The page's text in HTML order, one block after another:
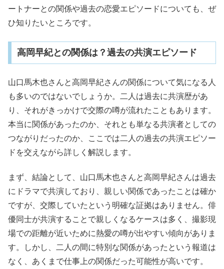
ートナーとの関係や過去の恋愛エピソードについても、ぜ
ひ知りたいところです。
高岡早紀との関係は？過去の共演エピソード
山口馬木也さんと高岡早紀さんの関係について気になる人
も多いのではないでしょうか。二人は過去に共演歴があ
り、それがきっかけで交際の噂が流れたこともあります。
本当に関係があったのか、それとも単なる共演者としての
つながりだったのか、ここでは二人の過去の共演エピソー
ドを交えながら詳しく解説します。
まず、結論として、山口馬木也さんと高岡早紀さんは過去
にドラマで共演しており、親しい関係であったことは確か
ですが、交際していたという明確な証拠はありません。俳
優同士が共演することで親しくなるケースは多く、撮影現
場での距離が近いために熱愛の噂が出やすい傾向がありま
す。しかし、二人の間に特別な関係があったという報道は
なく、あくまで仕事上の関係だった可能性が高いです。